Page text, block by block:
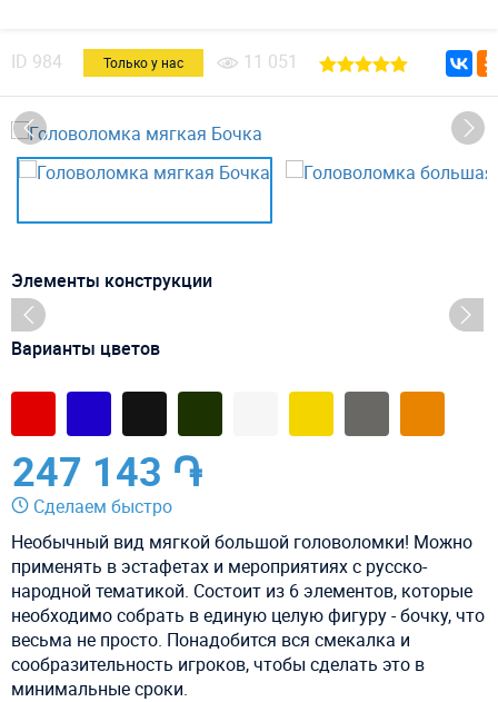
ID 984 Только у нас 11 051
Элементы конструкции
Варианты цветов
247 143 ֏
Сделаем быстро
Необычный вид мягкой большой головоломки! Можно
применять в эстафетах и мероприятиях с русско-
народной тематикой. Состоит из 6 элементов, которые
необходимо собрать в единую целую фигуру - бочку, что
весьма не просто. Понадобится вся смекалка и
сообразительность игроков, чтобы сделать это в
минимальные сроки.